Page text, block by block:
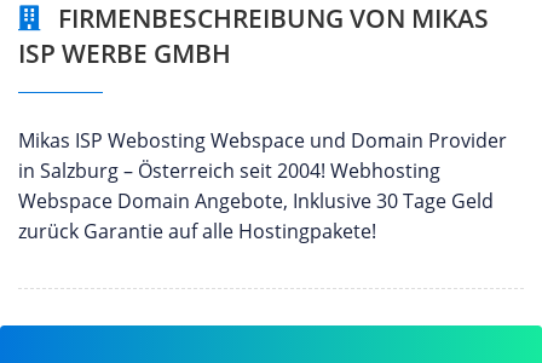
FIRMENBESCHREIBUNG VON MIKAS
ISP WERBE GMBH
Mikas ISP Webosting Webspace und Domain Provider
in Salzburg – Österreich seit 2004! Webhosting
Webspace Domain Angebote, Inklusive 30 Tage Geld
zurück Garantie auf alle Hostingpakete!